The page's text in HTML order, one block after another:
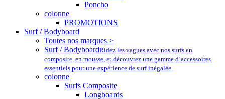
Poncho
colonne
PROMOTIONS
Surf / Bodyboard
Toutes nos marques >
Surf / BodyboardRidez les vagues avec nos surfs en
composite, en mousse, et découvrez une gamme d’accessoires
essentiels pour une expérience de surf inégalée.
colonne
Surfs Composite
Longboards